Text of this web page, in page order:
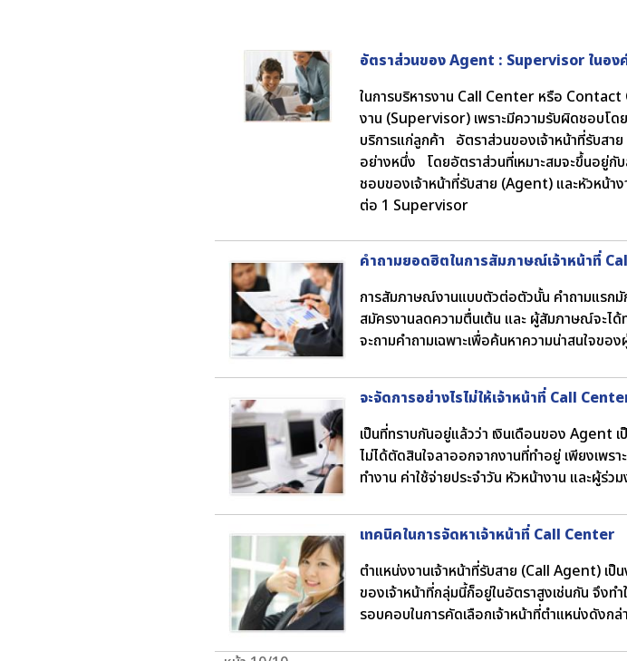
อัตราส่วนของ Agent : Supervisor ในอ
ในการบริหารงาน Call Center หรือ
งาน (Supervisor) เพราะมีความรับผิดชอบโด
บริการแก่ลูกค้า อัตราส่วนของเจ้าหน้าที่รับส
อย่างหนึ่ง โดยอัตราส่วนที่เหมาะสมจะขึ้นอยู่
ชอบของเจ้าหน้าที่รับสาย (Agent) และหัวห
ต่อ 1 Supervisor
คำถามยอดฮิตในการสัมภาษณ์เจ้าหน้าที่
การสัมภาษณ์งานแบบตัวต่อตัวนั้น คำถามแรกมั
สมัครงานลดความตื่นเต้น และ ผู้สัมภาษณ์จะไ
จะถามคำถามเฉพาะเพื่อค้นหาความน่าสนใจขอ
จะจัดการอย่างไรไม่ให้เจ้าหน้าที่ Call
เป็นที่ทราบกันอยู่แล้วว่า เงินเดือนของ Agent
ไม่ได้ตัดสินใจลาออกจากงานที่ทำอยู่ เพียงเพร
ทำงาน ค่าใช้จ่ายประจำวัน หัวหน้างาน และผู้ร่วม
เทคนิคในการจัดหาเจ้าหน้าที่ Call Center
ตำแหน่งงานเจ้าหน้าที่รับสาย (Call Agent) เป็
ของเจ้าหน้าที่กลุ่มนี้ก็อยู่ในอัตราสูงเช่นกัน จึง
รอบคอบในการคัดเลือกเจ้าหน้าที่ตำแหน่งดังกล่